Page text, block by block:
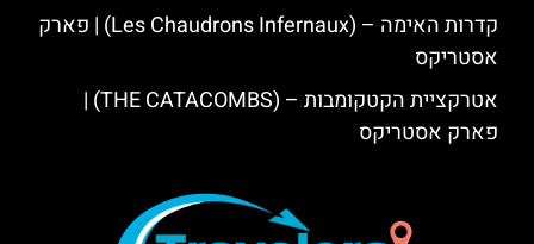
קדרות האימה – (Les Chaudrons Infernaux) | פארק
אסטריקס
אטרקציית הקטקומבות – (THE CATACOMBS) |
פארק אסטריקס